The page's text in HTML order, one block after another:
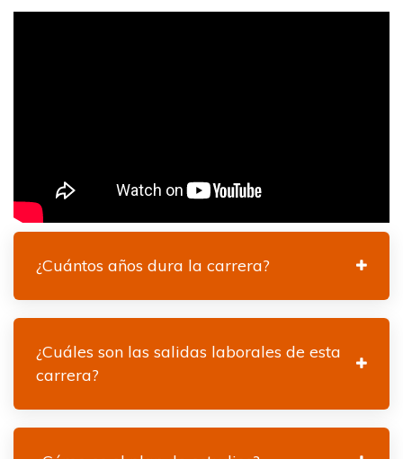
¿Cuántos años dura la carrera?
¿Cuáles son las salidas laborales de esta
carrera?